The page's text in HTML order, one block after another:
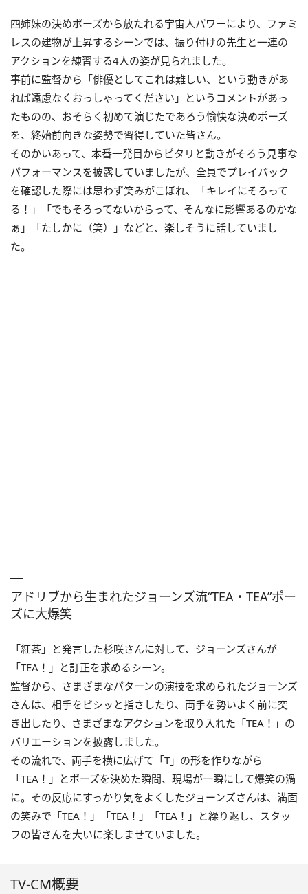
四姉妹の決めポーズから放たれる宇宙人パワーにより、ファミ
レスの建物が上昇するシーンでは、振り付けの先生と一連の
アクションを練習する4人の姿が見られました。
事前に監督から「俳優としてこれは難しい、という動きがあ
れば遠慮なくおっしゃってください」というコメントがあっ
たものの、おそらく初めて演じたであろう愉快な決めポーズ
を、終始前向きな姿勢で習得していた皆さん。
そのかいあって、本番一発目からピタリと動きがそろう見事な
パフォーマンスを披露していましたが、全員でプレイバック
を確認した際には思わず笑みがこぼれ、「キレイにそろって
る！」「でもそろってないからって、そんなに影響あるのかな
ぁ」「たしかに（笑）」などと、楽しそうに話していまし
た。
アドリブから生まれたジョーンズ流“TEA・TEA”ポー
ズに大爆笑
「紅茶」と発言した杉咲さんに対して、ジョーンズさんが
「TEA！」と訂正を求めるシーン。
監督から、さまざまなパターンの演技を求められたジョーンズ
さんは、相手をビシッと指さしたり、両手を勢いよく前に突
き出したり、さまざまなアクションを取り入れた「TEA！」の
バリエーションを披露しました。
その流れで、両手を横に広げて「T」の形を作りながら
「TEA！」とポーズを決めた瞬間、現場が一瞬にして爆笑の渦
に。その反応にすっかり気をよくしたジョーンズさんは、満面
の笑みで「TEA！」「TEA！」「TEA！」と繰り返し、スタッ
フの皆さんを大いに楽しませていました。
TV-CM概要